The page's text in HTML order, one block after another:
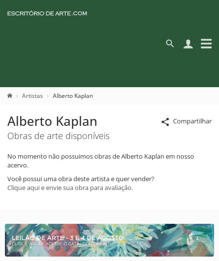
Artistas Alberto Kaplan
Compartilhar
Alberto Kaplan
Obras de arte disponíveis
No momento não possuimos obras de Alberto Kaplan em nosso
acervo.
Você possui uma obra deste artista e quer vender?
Clique aqui e envie sua obra para avaliação.